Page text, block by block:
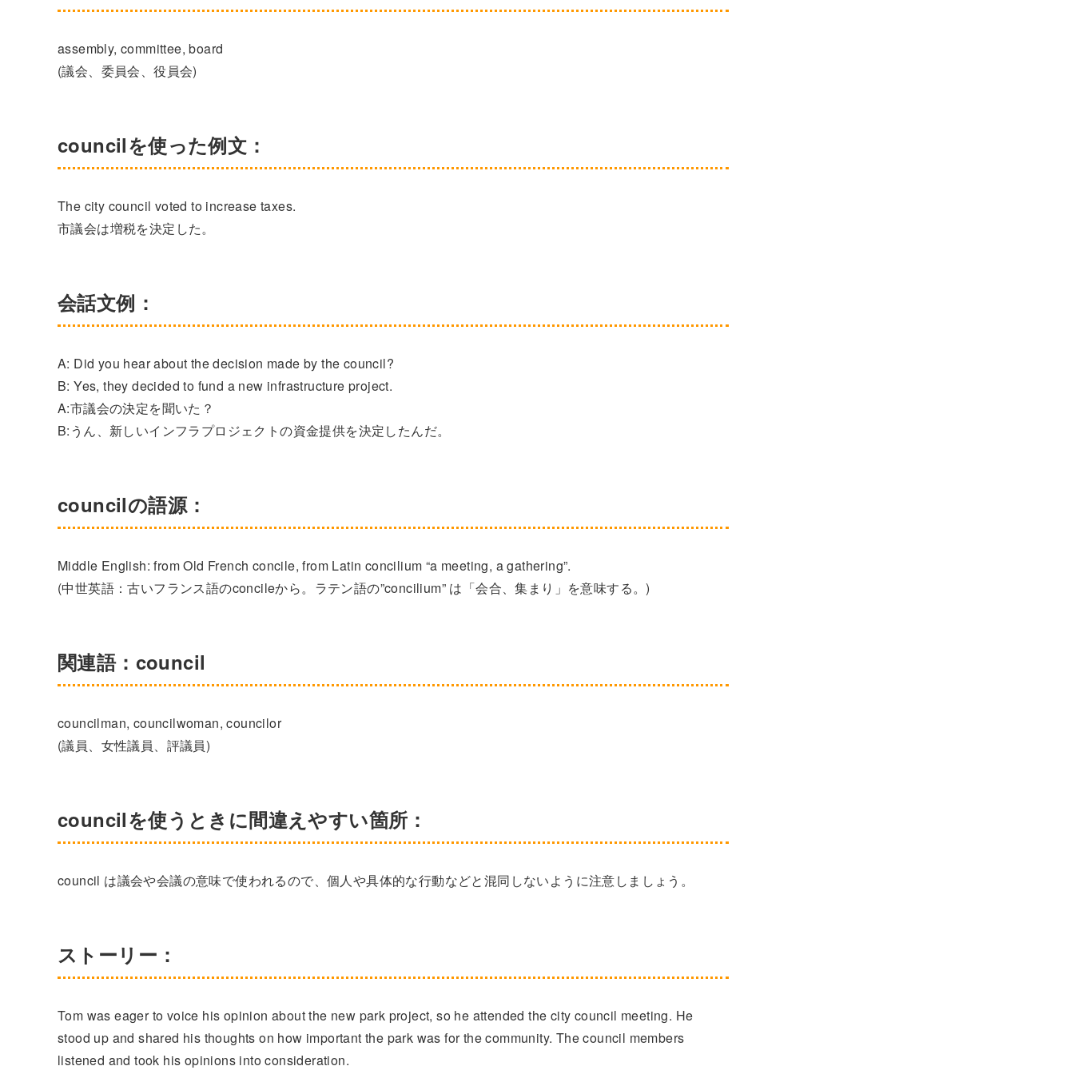
assembly, committee, board
(議会、委員会、役員会)
councilを使った例文：
The city council voted to increase taxes.
市議会は増税を決定した。
会話文例：
A: Did you hear about the decision made by the council?
B: Yes, they decided to fund a new infrastructure project.
A:市議会の決定を聞いた？
B:うん、新しいインフラプロジェクトの資金提供を決定したんだ。
councilの語源：
Middle English: from Old French concile, from Latin concilium “a meeting, a gathering”.
(中世英語：古いフランス語のconcileから。ラテン語の”concilium” は「会合、集まり」を意味する。)
関連語：council
councilman, councilwoman, councilor
(議員、女性議員、評議員)
councilを使うときに間違えやすい箇所：
council は議会や会議の意味で使われるので、個人や具体的な行動などと混同しないように注意しましょう。
ストーリー：
Tom was eager to voice his opinion about the new park project, so he attended the city council meeting. He
stood up and shared his thoughts on how important the park was for the community. The council members
listened and took his opinions into consideration.